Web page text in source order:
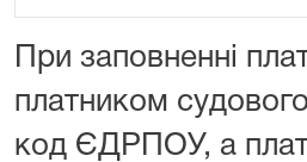
При заповненні
платником
код ЄДРПОУ, а